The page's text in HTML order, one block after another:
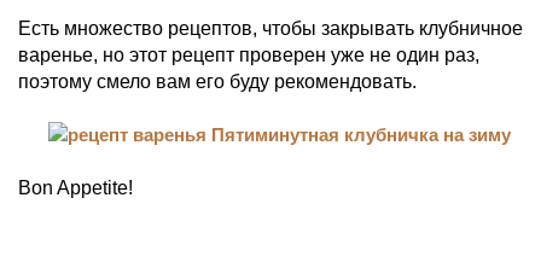
Есть множество рецептов, чтобы закрывать клубничное
варенье, но этот рецепт проверен уже не один раз,
поэтому смело вам его буду рекомендовать.
Bon Appetite!